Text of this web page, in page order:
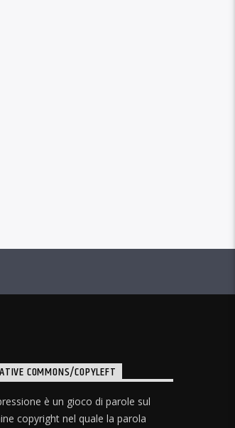
COMMONS/COPYLEFT
è un gioco di parole sul
copyright nel quale la parola